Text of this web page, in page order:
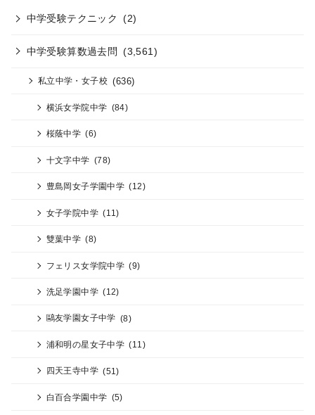
中学受験テクニック (2)
中学受験算数過去問 (3,561)
私立中学・女子校 (636)
横浜女学院中学 (84)
桜蔭中学 (6)
十文字中学 (78)
豊島岡女子学園中学 (12)
女子学院中学 (11)
雙葉中学 (8)
フェリス女学院中学 (9)
洗足学園中学 (12)
鷗友学園女子中学 (8)
浦和明の星女子中学 (11)
四天王寺中学 (51)
白百合学園中学 (5)